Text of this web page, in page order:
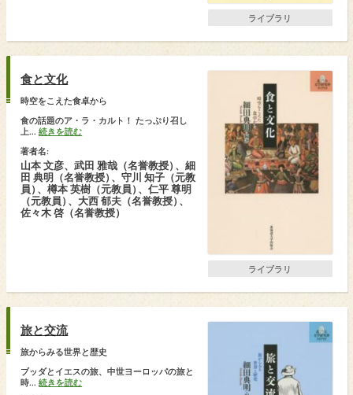
ライブラリ
食と文化
時空をこえた食卓から
食の話題のア・ラ・カルト！ たっぷり召し
上...続きを読む
著者名:
山本 文彦、武田 雅哉（名誉教授） 、細
田 典明（名誉教授） 、守川 知子（元教
員） 、樽本 英樹（元教員） 、仁平 尊明
（元教員） 、大西 郁夫（名誉教授） 、
佐々木 啓（名誉教授）
ライブラリ
旅と交流
旅からみる世界と歴史
ブッダとイエスの旅、中世ヨーロッパの旅と
時...続きを読む